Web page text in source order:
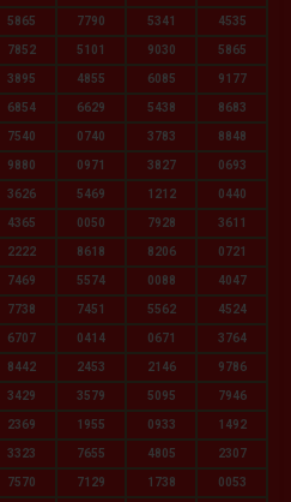
5865 7790 5341 4535
7852 5101 9030 5865
3895 4855 6085 9177
6854 6629 5438 8683
7540 0740 3783 8848
9880 0971 3827 0693
3626 5469 1212 0440
4365 0050 7928 3611
2222 8618 8206 0721
7469 5574 0088 4047
7738 7451 5562 4524
6707 0414 0671 3764
8442 2453 2146 9786
3429 3579 5095 7946
2369 1955 0933 1492
3323 7655 4805 2307
7570 7129 1738 0053